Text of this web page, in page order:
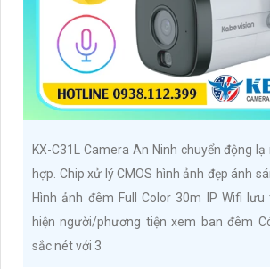
KX-C31L Camera An Ninh chuyển động
hợp. Chip xử lý CMOS hình ảnh đẹp ánh
Hình ảnh đêm Full Color 30m IP Wifi lưu
hiện người/phương tiện xem ban đêm
sắc nét với 3